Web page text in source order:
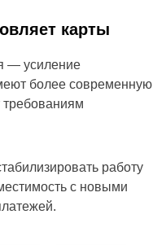
карты
— усиление
более современную
требованиям
работу
с новыми